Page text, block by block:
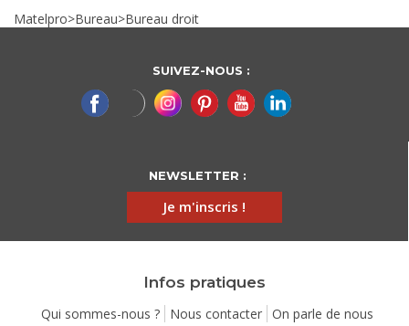
Matelpro>Bureau>Bureau droit
SUIVEZ-NOUS :
NEWSLETTER :
Je m'inscris !
Infos pratiques
Qui sommes-nous ? Nous contacter
On parle de nous